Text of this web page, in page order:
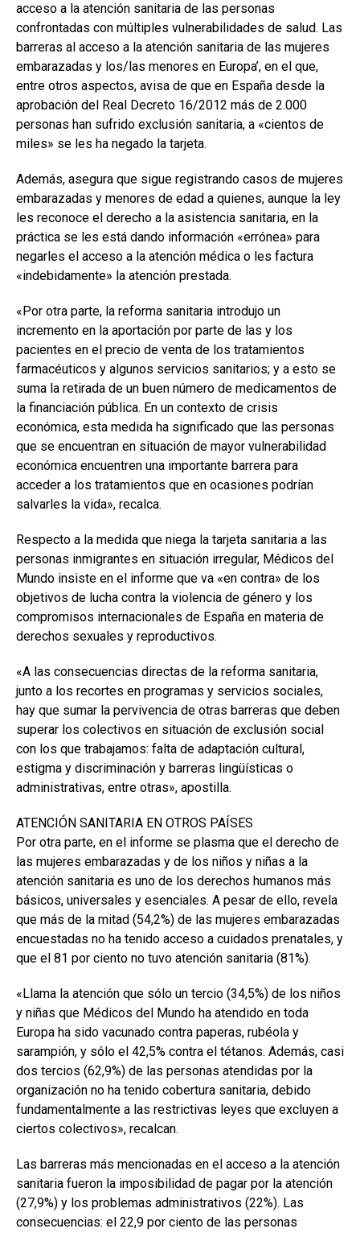
acceso a la atención sanitaria de las personas
confrontadas con múltiples vulnerabilidades de salud. Las
barreras al acceso a la atención sanitaria de las mujeres
embarazadas y los/las menores en Europa’, en el que,
entre otros aspectos, avisa de que en España desde la
aprobación del Real Decreto 16/2012 más de 2.000
personas han sufrido exclusión sanitaria, a «cientos de
miles» se les ha negado la tarjeta.
Además, asegura que sigue registrando casos de mujeres
embarazadas y menores de edad a quienes, aunque la ley
les reconoce el derecho a la asistencia sanitaria, en la
práctica se les está dando información «errónea» para
negarles el acceso a la atención médica o les factura
«indebidamente» la atención prestada.
«Por otra parte, la reforma sanitaria introdujo un
incremento en la aportación por parte de las y los
pacientes en el precio de venta de los tratamientos
farmacéuticos y algunos servicios sanitarios; y a esto se
suma la retirada de un buen número de medicamentos de
la financiación pública. En un contexto de crisis
económica, esta medida ha significado que las personas
que se encuentran en situación de mayor vulnerabilidad
económica encuentren una importante barrera para
acceder a los tratamientos que en ocasiones podrían
salvarles la vida», recalca.
Respecto a la medida que niega la tarjeta sanitaria a las
personas inmigrantes en situación irregular, Médicos del
Mundo insiste en el informe que va «en contra» de los
objetivos de lucha contra la violencia de género y los
compromisos internacionales de España en materia de
derechos sexuales y reproductivos.
«A las consecuencias directas de la reforma sanitaria,
junto a los recortes en programas y servicios sociales,
hay que sumar la pervivencia de otras barreras que deben
superar los colectivos en situación de exclusión social
con los que trabajamos: falta de adaptación cultural,
estigma y discriminación y barreras lingüísticas o
administrativas, entre otras», apostilla.
ATENCIÓN SANITARIA EN OTROS PAÍSES
Por otra parte, en el informe se plasma que el derecho de
las mujeres embarazadas y de los niños y niñas a la
atención sanitaria es uno de los derechos humanos más
básicos, universales y esenciales. A pesar de ello, revela
que más de la mitad (54,2%) de las mujeres embarazadas
encuestadas no ha tenido acceso a cuidados prenatales, y
que el 81 por ciento no tuvo atención sanitaria (81%).
«Llama la atención que sólo un tercio (34,5%) de los niños
y niñas que Médicos del Mundo ha atendido en toda
Europa ha sido vacunado contra paperas, rubéola y
sarampión, y sólo el 42,5% contra el tétanos. Además, casi
dos tercios (62,9%) de las personas atendidas por la
organización no ha tenido cobertura sanitaria, debido
fundamentalmente a las restrictivas leyes que excluyen a
ciertos colectivos», recalcan.
Las barreras más mencionadas en el acceso a la atención
sanitaria fueron la imposibilidad de pagar por la atención
(27,9%) y los problemas administrativos (22%). Las
consecuencias: el 22,9 por ciento de las personas